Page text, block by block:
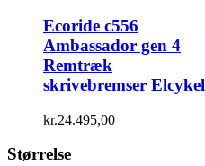
Ecoride c556
Ambassador gen 4
Remtræk
skrivebremser Elcykel
kr.24.495,00
Størrelse